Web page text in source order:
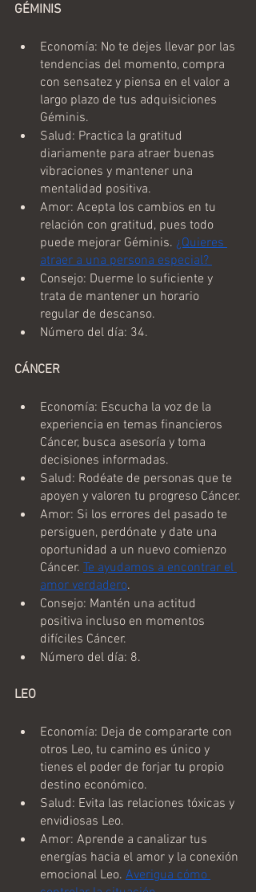
GÉMINIS
Economía: No te dejes llevar por las
tendencias del momento, compra
con sensatez y piensa en el valor a
largo plazo de tus adquisiciones
Géminis.
Salud: Practica la gratitud
diariamente para atraer buenas
vibraciones y mantener una
mentalidad positiva.
Amor: Acepta los cambios en tu
relación con gratitud, pues todo
puede mejorar Géminis. ¿Quieres
atraer a una persona especial?
Consejo: Duerme lo suficiente y
trata de mantener un horario
regular de descanso.
Número del día: 34.
CÁNCER
Economía: Escucha la voz de la
experiencia en temas financieros
Cáncer, busca asesoría y toma
decisiones informadas.
Salud: Rodéate de personas que te
apoyen y valoren tu progreso Cáncer.
Amor: Si los errores del pasado te
persiguen, perdónate y date una
oportunidad a un nuevo comienzo
Cáncer. Te ayudamos a encontrar el
amor verdadero.
Consejo: Mantén una actitud
positiva incluso en momentos
difíciles Cáncer.
Número del día: 8.
LEO
Economía: Deja de compararte con
otros Leo, tu camino es único y
tienes el poder de forjar tu propio
destino económico.
Salud: Evita las relaciones tóxicas y
envidiosas Leo.
Amor: Aprende a canalizar tus
energías hacia el amor y la conexión
emocional Leo. Averigua cómo